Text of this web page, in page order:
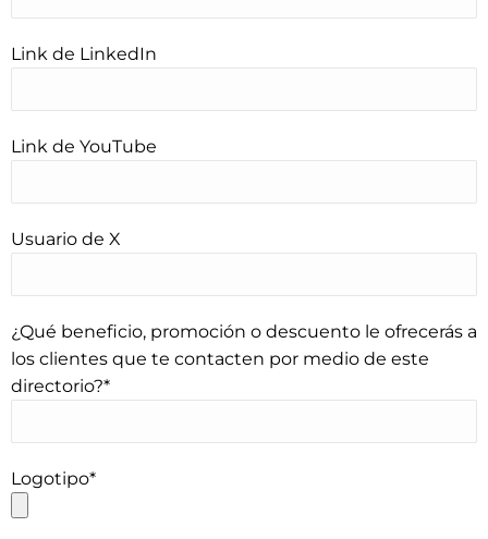
Link de LinkedIn
Link de YouTube
Usuario de X
¿Qué beneficio, promoción o descuento le ofrecerás a
los clientes que te contacten por medio de este
directorio?*
Please leave this field empty.
Logotipo*